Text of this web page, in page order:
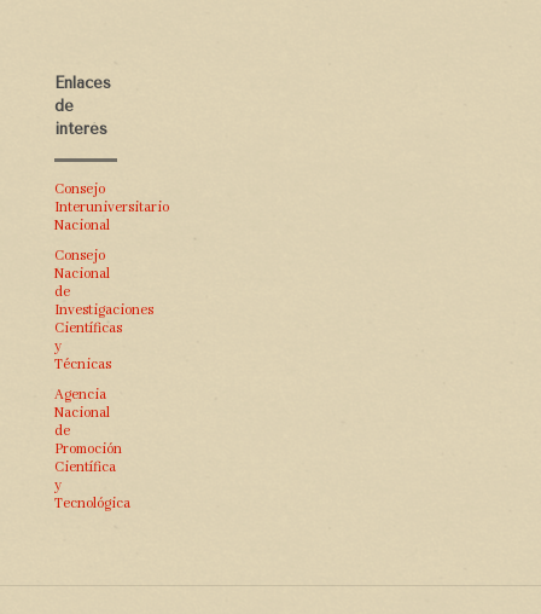
Enlaces
de
interés
Consejo
Interuniversitario
Nacional
Consejo
Nacional
de
Investigaciones
Científicas
y
Técnicas
Agencia
Nacional
de
Promoción
Científica
y
Tecnológica